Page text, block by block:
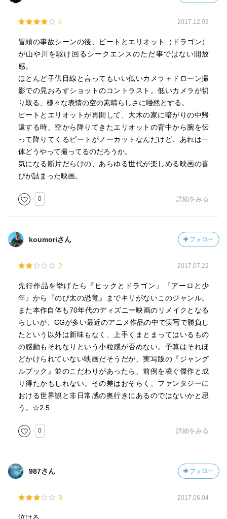
4 2017.12.03
冒頭の事故シーンの後、ピートとエリオット（ドラゴン）
が山や川を駆け回るシークエンスのただ事ではない開放
感。
ほとんど子供目線と言ってもいい低いカメラ＋ドローン撮
影での見おろすショットのコントラスト。低いカメラが切
り取る、様々な表情の空の素晴らしさに唖然とする。
ピートとエリオットが再開して、大木の家に暗がりの中帰
還する時、空から降りてきたエリオットの背中から腕を伝
って降りてくるピートがノーカットなんだけど、あれは一
体どうやって撮ってるのだろうか。
気になる断片だらけの、あらゆる世代が楽しめる映画の喜
びが詰まった映画。
0 詳細をみる
koumoriさん フォロー
2 2017.07.22
先行作品を挙げたら『ヒックとドラゴン』『アーロと少
年』から『のび太の恐竜』までキリがないこのジャンル。
また本作自体も70年代のディズニー映画のリメイクとなる
らしいが、CGが多い最近のアニメ作品の中で実写で勝負し
たという以外は新味もなく、上手くまとまってはいるもの
の感動もそれなりという小粒感が否めない。予算はそれほ
どかけられていない映画だそうだが、実写版の『ジャング
ルブック』並のこだわりがあったら、前例を凌ぐ傑作と成
り得たかもしれない。その差はおそらく、ファンタジーに
おける世界観と非日常感の奥行きにあるのではないかと思
う。☆2.5
0 詳細をみる
987さん フォロー
3 2017.06.04